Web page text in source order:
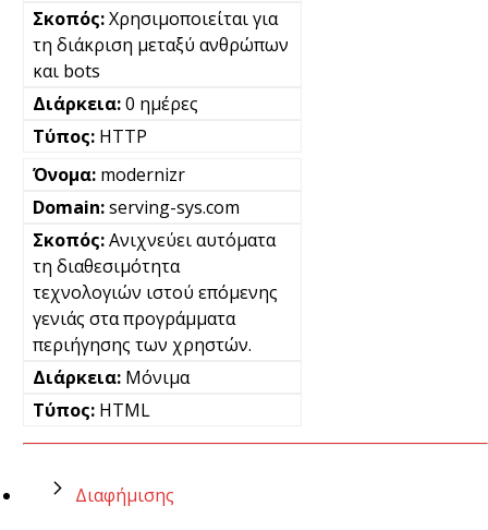
Χρησιμοποιείται για
τη διάκριση μεταξύ ανθρώπων
και bots
0 ημέρες
HTTP
modernizr
serving-sys.com
Ανιχνεύει αυτόματα
τη διαθεσιμότητα
τεχνολογιών ιστού επόμενης
γενιάς στα προγράμματα
περιήγησης των χρηστών.
Μόνιμα
HTML
Διαφήμισης